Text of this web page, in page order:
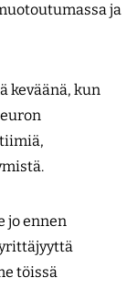
ja
keväänä, kun
jo ennen
töissä